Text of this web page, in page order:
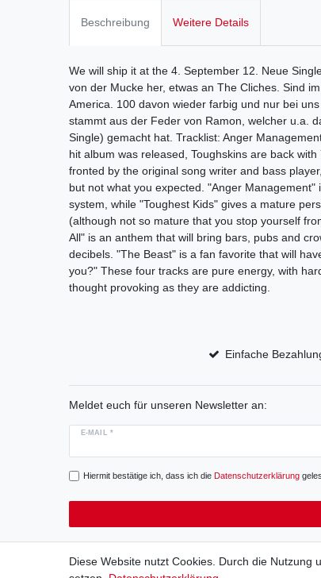
Beschreibung Weitere Details
We will ship it at the 4. September 12. Neue
von der Mucke her, etwas an The Cliches. Sind
America. 100 davon wieder farbig und nur bei
stammt aus der Feder von Ramon, welcher u.a.
Single) gemacht hat. Tracklist: Anger
hit album was released, Toughskins are back
fronted by the original song writer and bass
but not what you expected. "Anger
system, while "Toughest Kids" gives a mature
(although not so mature that you stop yourself
All" is an anthem that will bring bars, pubs and
decibels. "The Beast" is a fan favorite that will
you?" These four tracks are pure energy, with
thought provoking as they are addicting.
Einfache
Meldet euch für unseren Newsletter an:
E-MAIL *
Hiermit bestätige ich, dass ich die Daten­schutz­erklärung
Diese Website nutzt Cookies. Durch die